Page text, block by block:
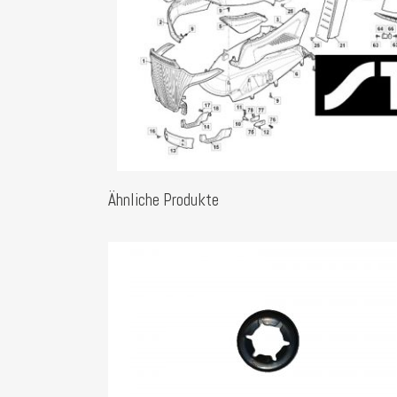
Ähnliche Produkte